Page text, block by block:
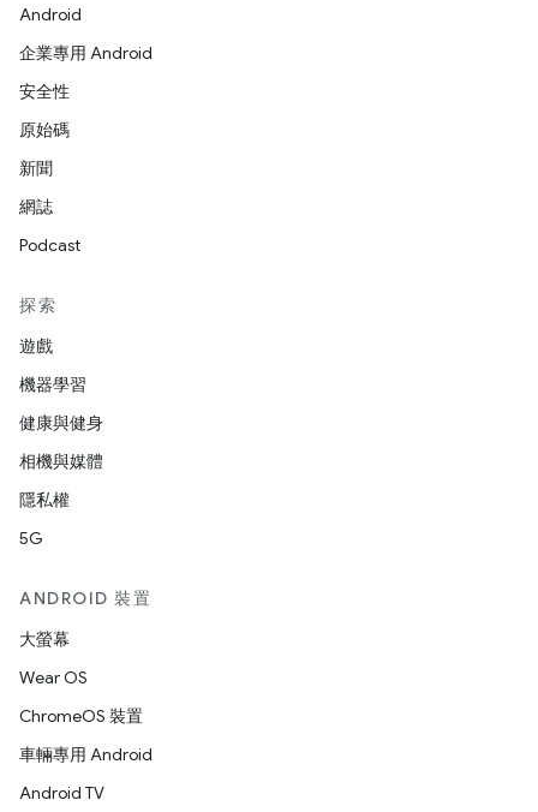
Android
企業專用 Android
安全性
原始碼
新聞
網誌
Podcast
探索
遊戲
機器學習
健康與健身
相機與媒體
隱私權
5G
ANDROID 裝置
大螢幕
Wear OS
ChromeOS 裝置
車輛專用 Android
Android TV